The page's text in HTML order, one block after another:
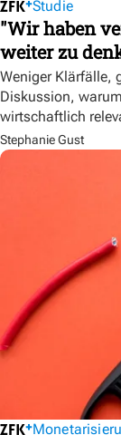
Studie
"Wir haben
weiter zu
Weniger Klärfälle,
Diskussion,
wirtschaftlich
Stephanie Gust